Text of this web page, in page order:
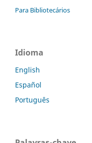
Para Bibliotecários
Idioma
English
Español
Português